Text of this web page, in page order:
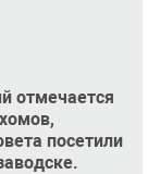
отмечается
посетили